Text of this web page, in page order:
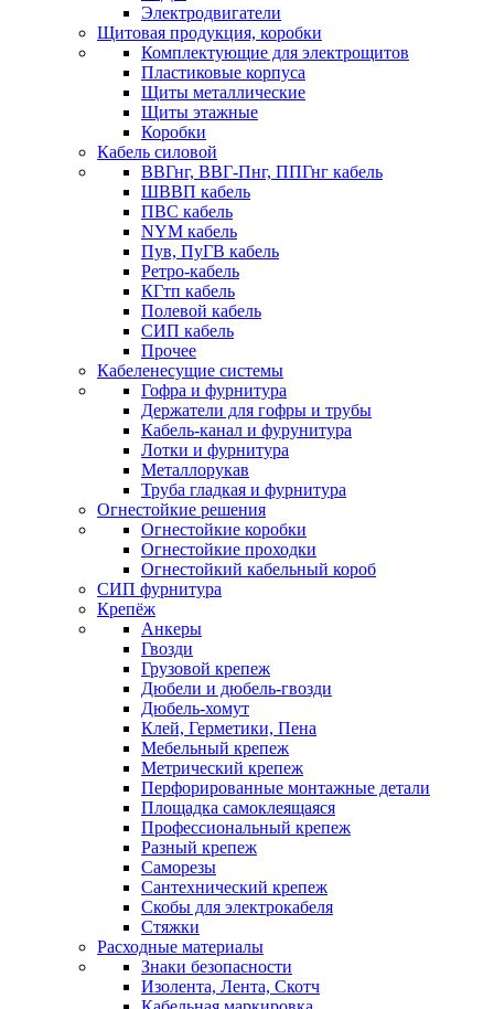
Электродвигатели
Щитовая продукция, коробки
Комплектующие для электрощитов
Пластиковые корпуса
Щиты металлические
Щиты этажные
Коробки
Кабель силовой
ВВГнг, ВВГ-Пнг, ППГнг кабель
ШВВП кабель
ПВС кабель
NYM кабель
Пув, ПуГВ кабель
Ретро-кабель
КГтп кабель
Полевой кабель
СИП кабель
Прочее
Кабеленесущие системы
Гофра и фурнитура
Держатели для гофры и трубы
Кабель-канал и фурунитура
Лотки и фурнитура
Металлорукав
Труба гладкая и фурнитура
Огнестойкие решения
Огнестойкие коробки
Огнестойкие проходки
Огнестойкий кабельный короб
СИП фурнитура
Крепёж
Анкеры
Гвозди
Грузовой крепеж
Дюбели и дюбель-гвозди
Дюбель-хомут
Клей, Герметики, Пена
Мебельный крепеж
Метрический крепеж
Перфорированные монтажные детали
Площадка самоклеящаяся
Профессиональный крепеж
Разный крепеж
Саморезы
Сантехнический крепеж
Скобы для электрокабеля
Стяжки
Расходные материалы
Знаки безопасности
Изолента, Лента, Скотч